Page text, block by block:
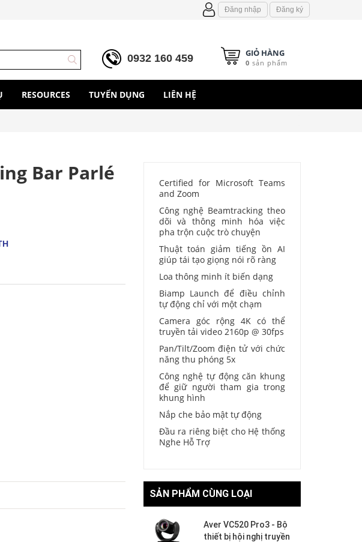
Đăng nhập Đăng ký
0932 160 459 GIỎ HÀNG
0 sản phẩm
RESOURCES TUYỂN DỤNG LIÊN HỆ
Bar Parlé
Certified for Microsoft Teams
and Zoom
Công nghệ Beamtracking theo
dõi và thông minh hóa việc
pha trộn cuộc trò chuyện
Thuật toán giảm tiếng ồn AI
giúp tái tạo giọng nói rõ ràng
Loa thông minh ít biến dạng
Biamp Launch để điều chỉnh
tự động chỉ với một chạm
Camera góc rộng 4K có thể
truyền tải video 2160p @ 30fps
Pan/Tilt/Zoom điện tử với chức
năng thu phóng 5x
Công nghệ tự động căn khung
để giữ người tham gia trong
khung hình
Nắp che bảo mật tự động
Đầu ra riêng biệt cho Hệ thống
Nghe Hỗ Trợ
SẢN PHẨM CÙNG LOẠI
Aver VC520 Pro3 - Bộ
thiết bị hội nghị truyền